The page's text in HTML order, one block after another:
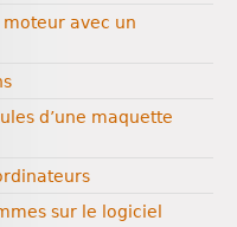
avec un
d’une maquette
sur le logiciel